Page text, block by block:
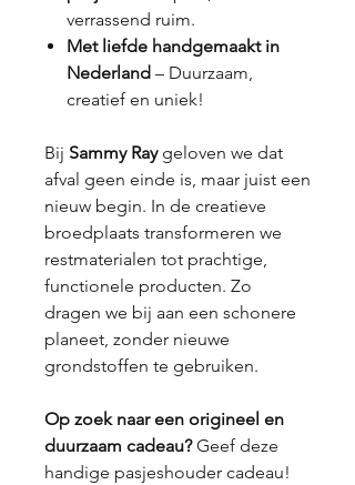
verrassend ruim.
Met liefde handgemaakt in
Nederland – Duurzaam,
creatief en uniek!
Bij Sammy Raygeloven we dat
afval geen einde is, maar juist een
nieuw begin. In de creatieve
broedplaats transformeren we
restmaterialen tot prachtige,
functionele producten. Zo
dragen we bij aan een schonere
planeet, zonder nieuwe
grondstoffen te gebruiken.
Op zoek naar een origineel en
duurzaam cadeau?Geef deze
handige pasjeshouder cadeau!